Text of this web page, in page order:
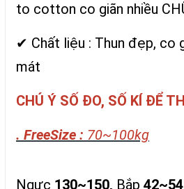
to cotton co giãn nhiều
✔ Chất liệu : Thun đẹp, co
mát
CHÚ Ý SỐ ĐO, SỐ KÍ ĐỂ
. FreeSize : 70~100kg
Ngực 130~150, Bắp